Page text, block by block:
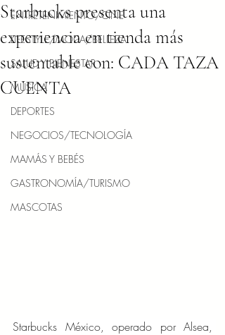
ENTRETENIMIENTO/CINE
LIFESTYLE/MODA/BELLEZA
SALUD Y BIENESTAR
MÚSICA
DEPORTES
NEGOCIOS/TECNOLOGÍA
MAMÁS Y BEBÉS
GASTRONOMÍA/TURISMO
MASCOTAS
Starbucks presenta una
experiencia en tienda más
sustentable con: CADA TAZA
CUENTA
Starbucks México, operado por Alsea,